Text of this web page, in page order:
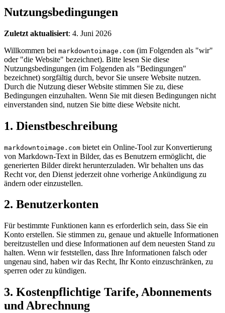
Nutzungsbedingungen
Zuletzt aktualisiert: 4. Juni 2026
Willkommen bei markdowntoimage.com (im Folgenden als "wir"
oder "die Website" bezeichnet). Bitte lesen Sie diese
Nutzungsbedingungen (im Folgenden als "Bedingungen"
bezeichnet) sorgfältig durch, bevor Sie unsere Website nutzen.
Durch die Nutzung dieser Website stimmen Sie zu, diese
Bedingungen einzuhalten. Wenn Sie mit diesen Bedingungen nicht
einverstanden sind, nutzen Sie bitte diese Website nicht.
1. Dienstbeschreibung
markdowntoimage.com bietet ein Online-Tool zur Konvertierung
von Markdown-Text in Bilder, das es Benutzern ermöglicht, die
generierten Bilder direkt herunterzuladen. Wir behalten uns das
Recht vor, den Dienst jederzeit ohne vorherige Ankündigung zu
ändern oder einzustellen.
2. Benutzerkonten
Für bestimmte Funktionen kann es erforderlich sein, dass Sie ein
Konto erstellen. Sie stimmen zu, genaue und aktuelle Informationen
bereitzustellen und diese Informationen auf dem neuesten Stand zu
halten. Wenn wir feststellen, dass Ihre Informationen falsch oder
ungenau sind, haben wir das Recht, Ihr Konto einzuschränken, zu
sperren oder zu kündigen.
3. Kostenpflichtige Tarife, Abonnements
und Abrechnung